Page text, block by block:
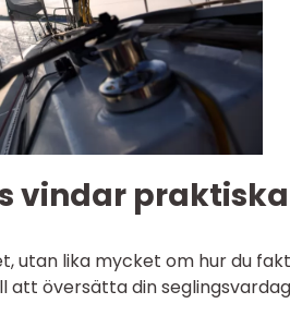
vindar
utan lika mycket om hur du
att översätta din